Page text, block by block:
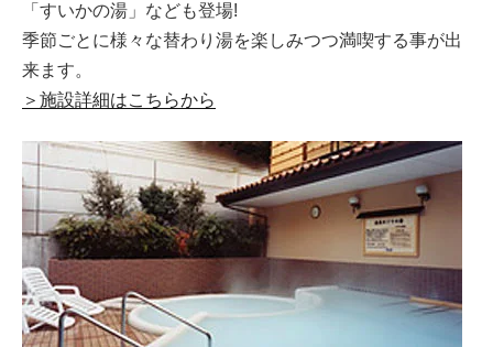
「すいかの湯」なども登場!
季節ごとに様々な替わり湯を楽しみつつ満喫する事が出
来ます。
＞施設詳細はこちらから